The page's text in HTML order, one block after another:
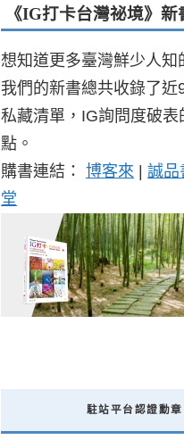
《IG打卡台灣祕境》新
想知道更多臺灣鮮少人知
我們的新書總共收錄了近
私藏清單，IG詢問度破表
點。
購書連結： 博客來 | 誠品
堂
駐站平台認證勳章